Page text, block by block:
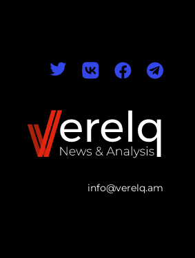
info@verelq.am